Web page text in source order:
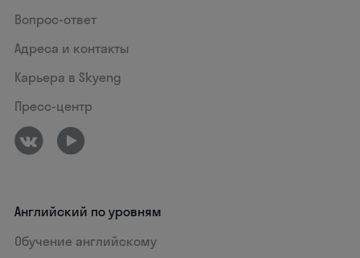
Вопрос-ответ
Адреса и контакты
Карьера в Skyeng
Пресс-центр
Английский по уровням
Обучение английскому